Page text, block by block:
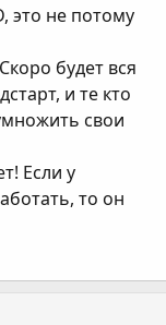
ни один
Ничего!
(чтобы
это не потому
будет вся
и те кто
свои
Если у
то он